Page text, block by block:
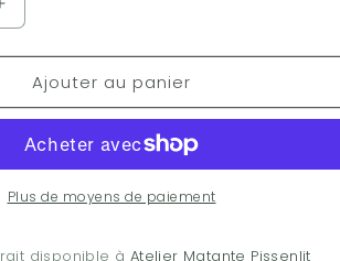
Augmenter
Verdunland
Timothée-
Ajouter au panier
Plus de moyens de paiement
disponible à Atelier Matante Pissenlit